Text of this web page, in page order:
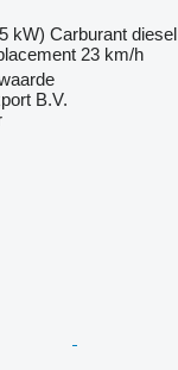
kW) Carburant diesel
23 km/h
B.V.